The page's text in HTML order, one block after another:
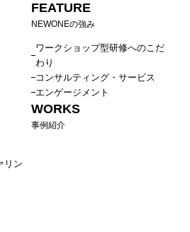
FEATURE
NEWONEの強み
ワークショップ型研修へのこだ
わり
コンサルティング・サービス
エンゲージメント
リン
WORKS
事例紹介